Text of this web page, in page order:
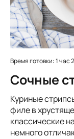
Время готовки: 1 час
Сочные
Куриные
филе в
классические
немного